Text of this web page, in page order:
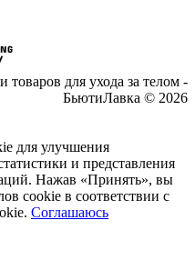
товаров для ухода за телом -
БьютиЛавка © 2026
для улучшения
и представления
Нажав «Принять», вы
cookie в соответствии с
Соглашаюсь